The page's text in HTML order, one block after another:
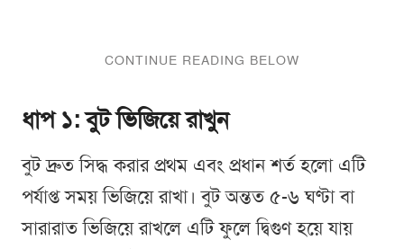
ধাপ ১: বুট ভিজিয়ে রাখুন
বুট দ্রুত সিদ্ধ করার প্রথম এবং প্রধান শর্ত হলো এটি
পর্যাপ্ত সময় ভিজিয়ে রাখা। বুট অন্তত ৫-৬ ঘণ্টা বা
সারারাত ভিজিয়ে রাখলে এটি ফুলে দ্বিগুণ হয়ে যায়